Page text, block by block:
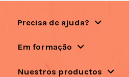
Precisa de ajuda?
Em formação
Nuestros productos